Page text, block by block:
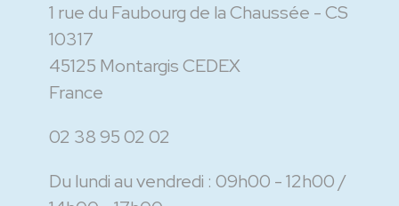
1 rue du Faubourg de la Chaussée - CS
10317
45125 Montargis CEDEX
France
02 38 95 02 02
Du lundi au vendredi : 09h00 - 12h00